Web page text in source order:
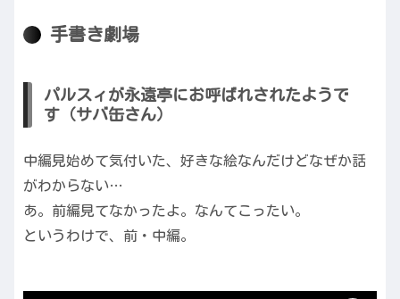
手書き劇場
パルスィが永遠亭にお呼ばれされたようで
す（サバ缶さん）
中編見始めて気付いた、好きな絵なんだけどなぜか話
がわからない…
あ。前編見てなかったよ。なんてこったい。
というわけで、前・中編。